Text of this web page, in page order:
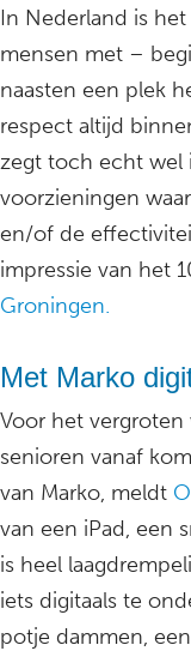
In Nederland is
mensen met –
naasten een plek
respect altijd
zegt toch echt wel
voorzieningen
en/of de
impressie van het
Groningen.
Met Marko
Voor het
senioren vanaf
van Marko, meldt
van een iPad, een
is heel
iets digitaals te
potje dammen,